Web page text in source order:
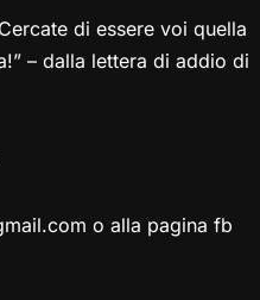
di essere voi quella
– dalla lettera di addio di
o alla pagina fb